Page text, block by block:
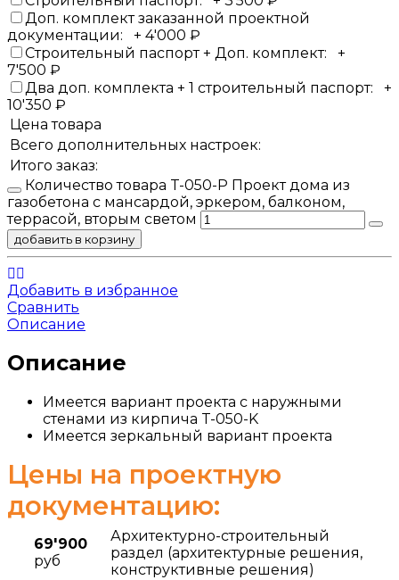
Доп. комплект заказанной проектной
документации:
+ 4'000 ₽
Строительный паспорт + Доп. комплект:
+
7'500 ₽
Два доп. комплекта + 1 строительный паспорт:
+
10'350 ₽
Цена товара
Всего дополнительных настроек:
Итого заказ:
Количество товара T-050-P Проект дома из
газобетона с мансардой, эркером, балконом,
террасой, вторым светом
добавить в корзину
Добавить в избранное
Сравнить
Описание
Описание
Имеется вариант проекта с наружными
стенами из кирпича T-050-K
Имеется зеркальный вариант проекта
Цены на проектную
документацию:
69'900
руб
Архитектурно-строительный
раздел (архитектурные решения,
конструктивные решения)